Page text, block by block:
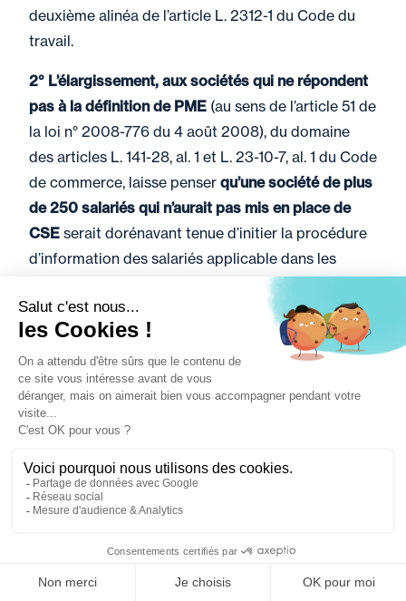
Filtrer
deuxième alinéa de l’article L. 2312-1 du Code du
travail.
2° L’élargissement, aux sociétés qui ne répondent
pas à la définition de PME (au sens de l’article 51 de
la loi n° 2008-776 du 4 août 2008), du domaine
des articles L. 141-28, al. 1 et L. 23-10-7, al. 1 du Code
de commerce, laisse penser qu’une société de plus
de 250 salariés qui n’aurait pas mis en place de
CSE serait dorénavant tenue d’initier la procédure
d’information des salariés applicable dans les
entreprises non soumises à l’obligation de mettre
en place un CSE exerçant les attributions
mentionnées au deuxième alinéa de l’article L.
2312-1 du Code du travail. Auparavant, par
application du texte dans la rédaction antérieure,
cette société se serait trouvée hors champ
d’application de ces dispositions.
Loi n° 2026-403 du 26 mai 2026 de simplification
de la vie économique